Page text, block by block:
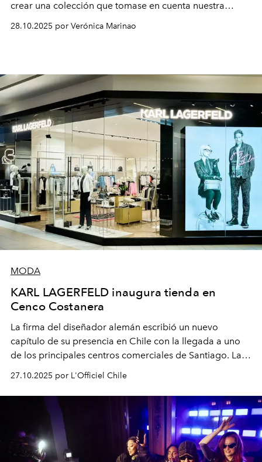
crear una colección que tomase en cuenta nuestra
invitadas de ceremonias, y esta vez los pretty sí tienen
en pasto. Así nacieron 14 modelos de taco grueso y de
diferentes alturas, el mayor de ellos de 12 centímetros.
28.10.2025 por Verónica Marinao
MODA
KARL LAGERFELD inaugura tienda en
Cenco Costanera
La firma del diseñador alemán escribió un nuevo
capítulo de su presencia en Chile con la llegada a uno
de los principales centros comerciales de Santiago. La
inauguración se celebró con un evento que reunió a
destacadas figuras de la escena local.
27.10.2025 por L'Officiel Chile